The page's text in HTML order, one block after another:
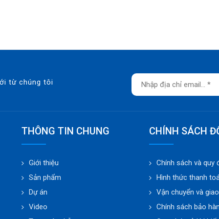
từ chúng tôi
THÔNG TIN CHUNG
Giới thiệu
Sản phẩm
Dự án
Video
CHÍNH SÁCH
Chính sách và quy
Hình thức thanh
Vận chuyển và
Chính sách bảo